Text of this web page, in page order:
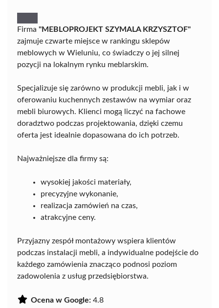
Firma "MEBLOPROJEKT SZYMALA KRZYSZTOF"
zajmuje czwarte miejsce w rankingu sklepów
meblowych w Wieluniu, co świadczy o jej silnej
pozycji na lokalnym rynku meblarskim.
Specjalizuje się zarówno w produkcji mebli, jak i w
oferowaniu kuchennych zestawów na wymiar oraz
mebli biurowych. Klienci mogą liczyć na fachowe
doradztwo podczas projektowania, dzięki czemu
oferta jest idealnie dopasowana do ich potrzeb.
Najważniejsze dla firmy są:
wysokiej jakości materiały,
precyzyjne wykonanie,
realizacja zamówień na czas,
atrakcyjne ceny.
Przyjazny zespół montażowy wspiera klientów
podczas instalacji mebli, a indywidualne podejście do
każdego zamówienia znacząco podnosi poziom
zadowolenia z usług przedsiębiorstwa.
Ocena w Google: 4.8